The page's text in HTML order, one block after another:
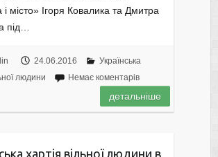
місто» Ігоря Ковалика та Дмитра
під…
24.06.2016
Українська
людини
Немає коментарів
детальніше
хартія вільної людини в